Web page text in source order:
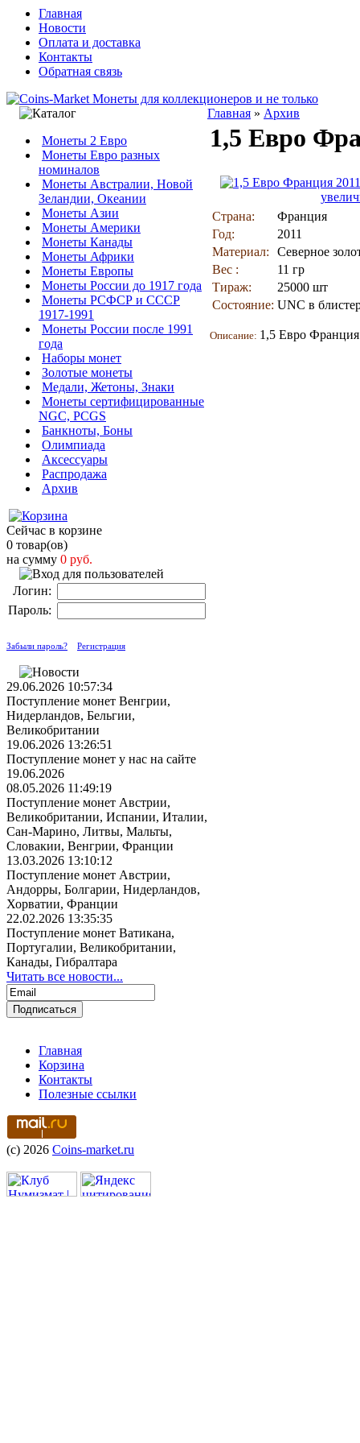
Главная
Новости
Оплата и доставка
Контакты
Обратная связь
Монеты 2 Евро
Монеты Евро разных
номиналов
Монеты Австралии, Новой
Зеландии, Океании
Монеты Азии
Монеты Америки
Монеты Канады
Монеты Африки
Монеты Европы
Монеты России до 1917 года
Монеты РСФСР и СССР
1917-1991
Монеты России после 1991
года
Наборы монет
Золотые монеты
Медали, Жетоны, Знаки
Монеты сертифицированные
NGC, PCGS
Банкноты, Боны
Олимпиада
Аксессуары
Распродажа
Архив
Сейчас в корзине
0 товар(ов)
на сумму 0 руб.
Логин:
Пароль:
Забыли пароль? Регистрация
29.06.2026 10:57:34
Поступление монет Венгрии,
Нидерландов, Бельгии,
Великобритании
19.06.2026 13:26:51
Поступление монет у нас на сайте
19.06.2026
08.05.2026 11:49:19
Поступление монет Австрии,
Великобритании, Испании, Италии,
Сан-Марино, Литвы, Мальты,
Словакии, Венгрии, Франции
13.03.2026 13:10:12
Поступление монет Австрии,
Андорры, Болгарии, Нидерландов,
Хорватии, Франции
22.02.2026 13:35:35
Поступление монет Ватикана,
Португалии, Великобритании,
Канады, Гибралтара
Читать все новости...
Главная » Архив
1,5 Евро
Страна:
Франция
Год:
2011
Материал:
Северное
Вес :
11 гр
Тираж:
25000 шт
Состояние: UNC в
Описание: 1,5 Евро
Главная
Корзина
Контакты
Полезные ссылки
(c) 2026 Coins-market.ru